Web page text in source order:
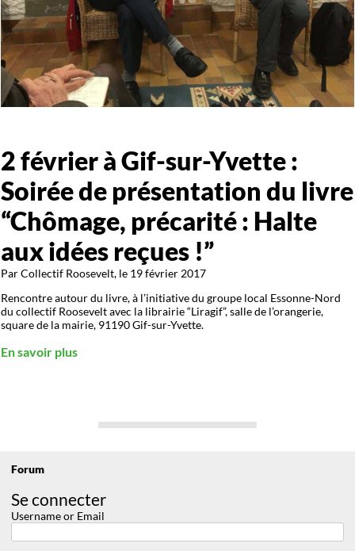
2 février à Gif-sur-Yvette :
Soirée de présentation du livre
“Chômage, précarité : Halte
aux idées reçues !”
Par Collectif Roosevelt, le 19 février 2017
Rencontre autour du livre, à l’initiative du groupe local Essonne-Nord
du collectif Roosevelt avec la librairie “Liragif”, salle de l’orangerie,
square de la mairie, 91190 Gif-sur-Yvette.
En savoir plus
Forum
Se connecter
Username or Email